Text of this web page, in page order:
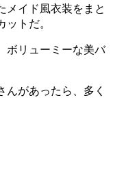
イド風衣装をまと
トだ。
ボリューミーな美バ
があったら、多く